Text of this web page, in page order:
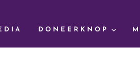
DONEERKNOP